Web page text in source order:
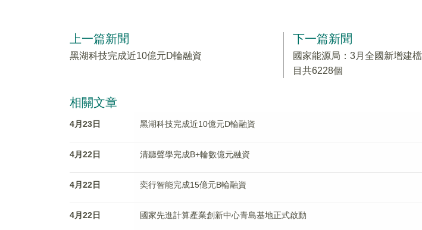
上一篇新聞
黑湖科技完成近10億元D輪融資
下一篇新聞
國家能源局：3月全國新增建
目共6228個
相關文章
4月23日 黑湖科技完成近10億元D輪融資
4月22日 清聽聲學完成B+輪數億元融資
4月22日 奕行智能完成15億元B輪融資
4月22日 國家先進計算產業創新中心青島基地正式啟動